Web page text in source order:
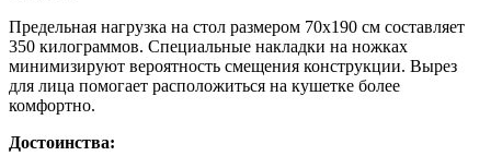
Предельная нагрузка на стол размером 70х190 см составляет
350 килограммов. Специальные накладки на ножках
минимизируют вероятность смещения конструкции. Вырез
для лица помогает расположиться на кушетке более
комфортно.
Достоинства: